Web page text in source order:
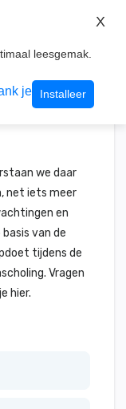
we daar
net iets meer
en
van de
tijdens de
Vragen
hier.
leesgemak.
je Installeer
X